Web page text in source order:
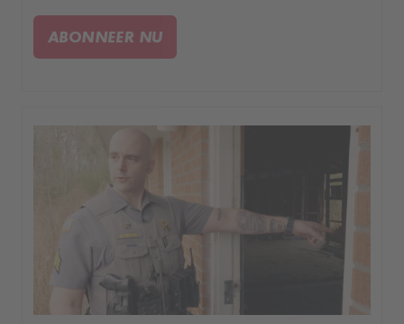
bevestigt de autopsie dat de doodsoorzaak moord
was.
ABONNEER NU